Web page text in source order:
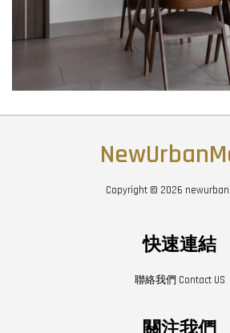
Copyright © 2026
快速連結
聯絡我們 Contact US